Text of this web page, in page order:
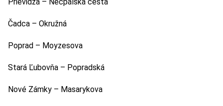
Čadca – Okružná
Poprad – Moyzesova
Stará Ľubovňa – Popradská
Nové Zámky – Masarykova